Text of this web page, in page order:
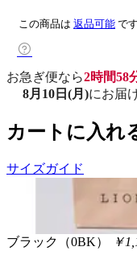
この商品は 返品可能 です
お急ぎ便なら2時間58
8月10日(月)にお届
カートに入れ
サイズガイド
ブラック（0BK） ￥